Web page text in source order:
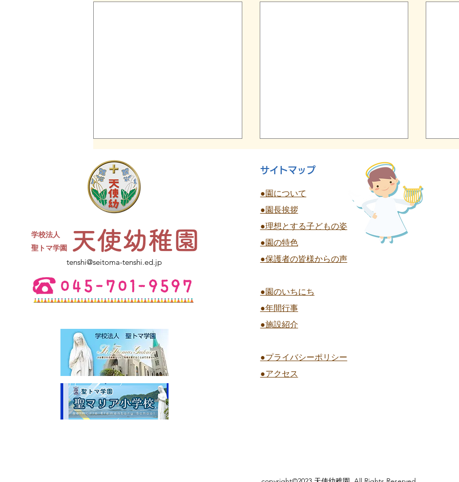
同窓会について
現４年生対象の天使幼稚園卒園生
同窓会を開催します。 たくさん
のお友達、先生が参加予定です✨
スをご用意します。水筒、上履
き、コップをお持ちください。
ご不明点は幼稚園にお電話くださ
を楽しみにしています。
夏祭り 全学年
終
天使幼稚園
学校法人
​聖トマ学園
tenshi@seitoma-tenshi.ed.jp
サイトマップ
●園について
●園長挨拶
●理想とする子どもの姿
●園の特色
●保護者の皆様からの声
●園のいちにち
●年間行事
●施設紹介
●プライバシーポリシー
●アクセス